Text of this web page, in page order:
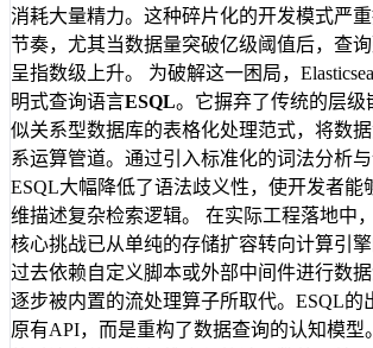
消耗大量精力。这种碎片化的开发模式严
节奏，尤其当数据量突破亿级阈值后，查
呈指数级上升。 为破解这一困局，
明式查询语言ESQL。它摒弃了传统的层级
似关系型数据库的表格化处理范式，将数
系运算管道。通过引入标准化的词法分析与
ESQL大幅降低了语法歧义性，使开发者能
维描述复杂检索逻辑。 在实际工程落地中
核心挑战已从单纯的存储扩容转向计算引擎
过去依赖自定义脚本或外部中间件进行数
逐步被内置的流处理算子所取代。ESQL的
原有API，而是重构了数据查询的认知模型